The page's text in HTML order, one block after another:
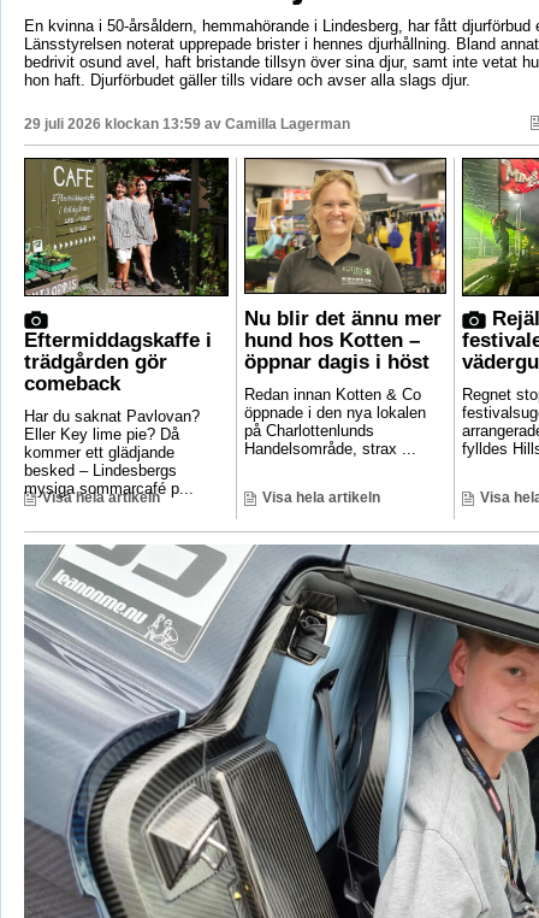
En kvinna i 50-årsåldern, hemmahörande i Lindesberg, har fått djurförbud
Länsstyrelsen noterat upprepade brister i hennes djurhållning. Bland
bedrivit osund avel, haft bristande tillsyn över sina djur, samt inte vetat
hon haft. Djurförbudet gäller tills vidare och avser alla slags djur.
29 juli 2026 klockan 13:59 av Camilla Lagerman
Eftermiddagskaffe i
trädgården gör
comeback
Har du saknat Pavlovan?
Eller Key lime pie? Då
kommer ett glädjande
besked – Lindesbergs
mysiga sommarcafé p...
Visa hela artikeln
Nu blir det ännu mer
hund hos Kotten –
öppnar dagis i höst
Redan innan Kotten & Co
öppnade i den nya lokalen
på Charlottenlunds
Handelsområde, strax ...
Visa hela artikeln
Regnet
fylldes
Visa